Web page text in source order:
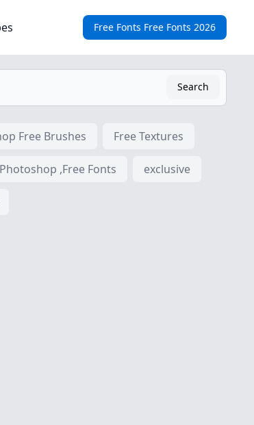
Free Fonts Free Fonts 2026
Search
Free Brushes Free Textures
,Free Fonts exclusive